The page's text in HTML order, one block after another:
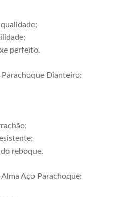
perfeito.
Parachoque Dianteiro:
reboque.
Aço Parachoque: